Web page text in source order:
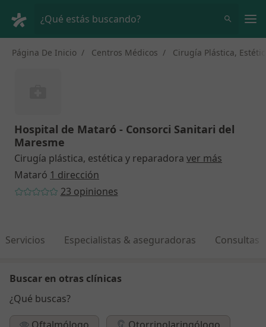
¿Qué estás buscando?
Página De Inicio Centros Médicos Cirugía Plástica,
Hospital de Mataró - Consorci Sanitari del
Maresme
Cirugía plástica, estética y reparadora ver más
Mataró 1 dirección
23 opiniones
Servicios Especialistas & aseguradoras Consultas
Buscar en otras clínicas
¿Qué buscas?